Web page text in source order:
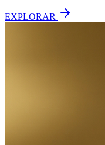
EXPLORAR